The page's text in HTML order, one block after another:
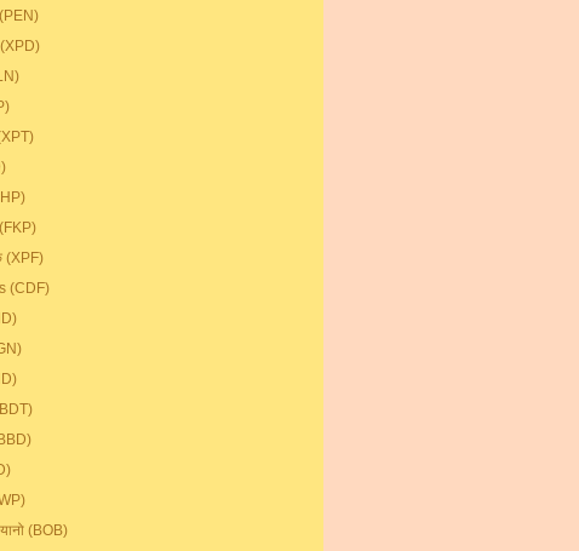
(PEN)
(XPF)
(CDF)
(BOB)